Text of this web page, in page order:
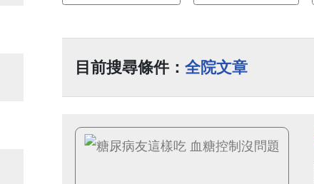
目前搜尋條件： 全院文章